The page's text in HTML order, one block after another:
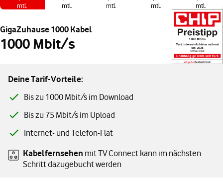
mtl. mtl. mtl. mtl. mtl.
GigaZuhause 1000 Kabel
1000 Mbit/s
Deine Tarif-Vorteile:
Bis zu 1000 Mbit/s im Download
Bis zu 75 Mbit/s im Upload
Internet- und Telefon-Flat
Kabelfernsehen mit TV Connect kann im nächsten
Schritt dazugebucht werden